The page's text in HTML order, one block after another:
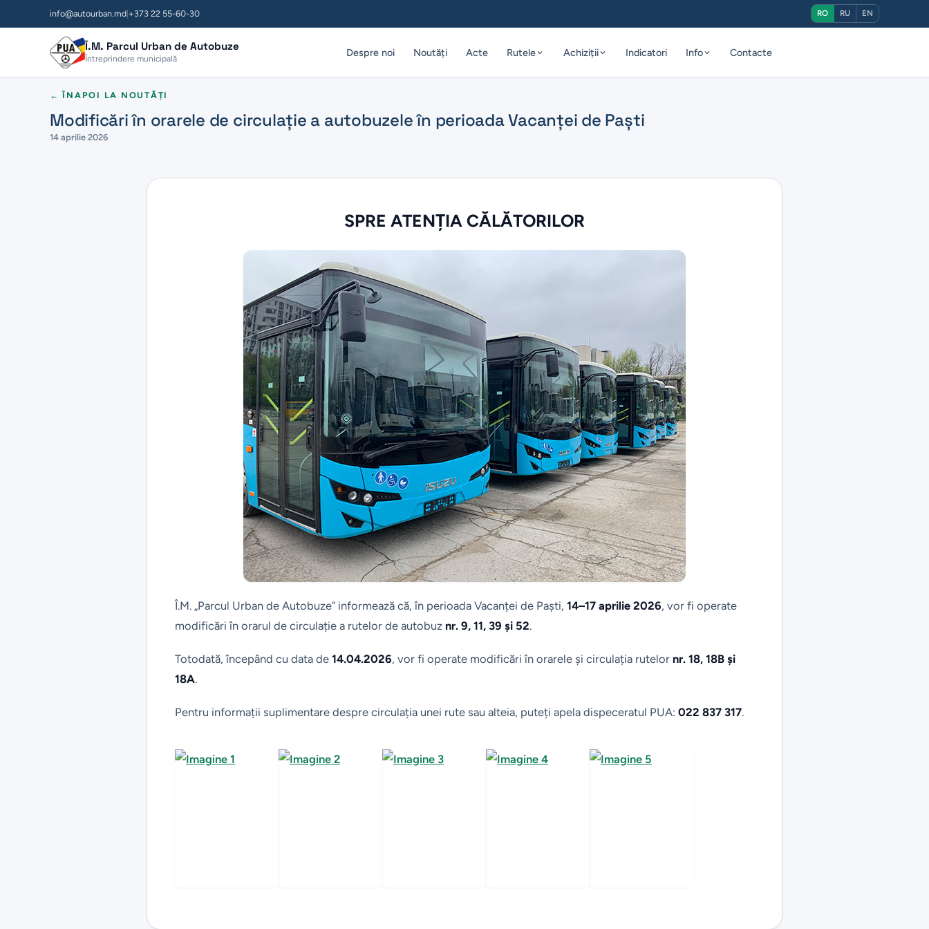
info@autourban.md +373 22 55-60-30 RO RU EN
Î.M. Parcul Urban de Autobuze
Întreprindere municipală
Despre noi Noutăți Acte Rutele Achiziții Indicatori Info Contacte
← ÎNAPOI LA NOUTĂȚI
Modificări în orarele de circulație a autobuzele în perioada Vacanței de Paști
14 aprilie 2026
SPRE ATENŢIA CĂLĂTORILOR
Î.M. „Parcul Urban de Autobuze” informează că, în perioada Vacanței de Paști, 14–17 aprilie 2026, vor fi operate
modificări în orarul de circulație a rutelor de autobuz nr. 9, 11, 39 și 52.
Totodată, începând cu data de 14.04.2026, vor fi operate modificări în orarele și circulația rutelor nr. 18, 18B și
18A.
Pentru informații suplimentare despre circulația unei rute sau alteia, puteți apela dispeceratul PUA: 022 837 317.